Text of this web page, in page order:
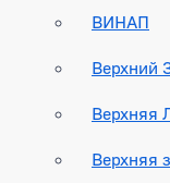
ВИНАП
Верхний
Верхняя
Верхняя